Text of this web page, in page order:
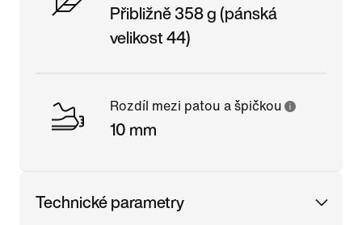
Přibližně 358 g (pánská
velikost 44)
Rozdíl mezi patou a špičkou
10 mm
Technické parametry